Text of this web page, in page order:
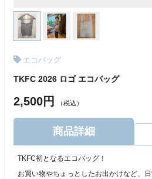
エコバッグ
TKFC 2026 ロゴ エコバッグ
2,500円 （税込）
商品詳細
TKFC初となるエコバッグ！
お買い物やちょっとしたお出かけなど、